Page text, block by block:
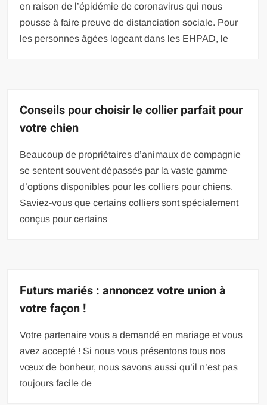
en raison de l’épidémie de coronavirus qui nous
pousse à faire preuve de distanciation sociale. Pour
les personnes âgées logeant dans les EHPAD, le
Conseils pour choisir le collier parfait pour
votre chien
Beaucoup de propriétaires d’animaux de compagnie
se sentent souvent dépassés par la vaste gamme
d’options disponibles pour les colliers pour chiens.
Saviez-vous que certains colliers sont spécialement
conçus pour certains
Futurs mariés : annoncez votre union à
votre façon !
Votre partenaire vous a demandé en mariage et vous
avez accepté ! Si nous vous présentons tous nos
vœux de bonheur, nous savons aussi qu’il n’est pas
toujours facile de